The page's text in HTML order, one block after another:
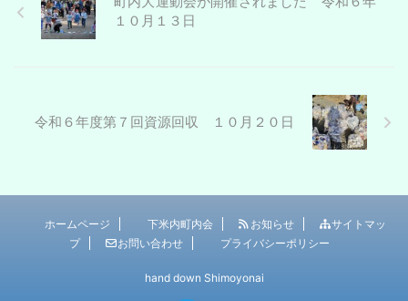
１０月１３日
令和６年度第７回資源回収 １０月２０日
ホームページ 下米内町内会 お知らせ
サイトマッ
プ
お問い合わせ プライバシーポリシー
hand down Shimoyonai